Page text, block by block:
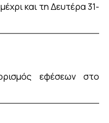
και τη Δευτέρα 31-
εφέσεων στο